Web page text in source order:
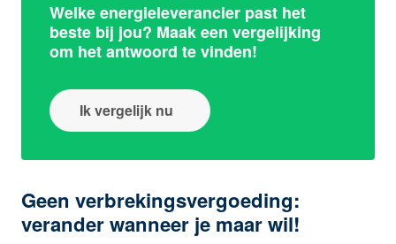
Welke energieleverancier past het
beste bij jou? Maak een vergelijking
om het antwoord te vinden!
Ik vergelijk nu
Geen verbrekingsvergoeding:
verander wanneer je maar wil!